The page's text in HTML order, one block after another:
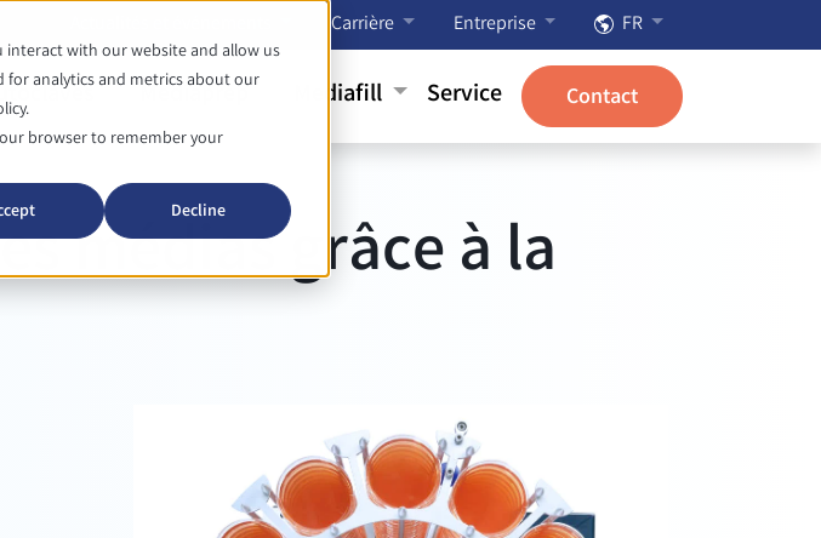
with our website and allow us
analytics and metrics about our
browser to remember your
Decline
Carrière Entreprise FR
Mediaprep Mediafill Service Contact
médias grâce à la